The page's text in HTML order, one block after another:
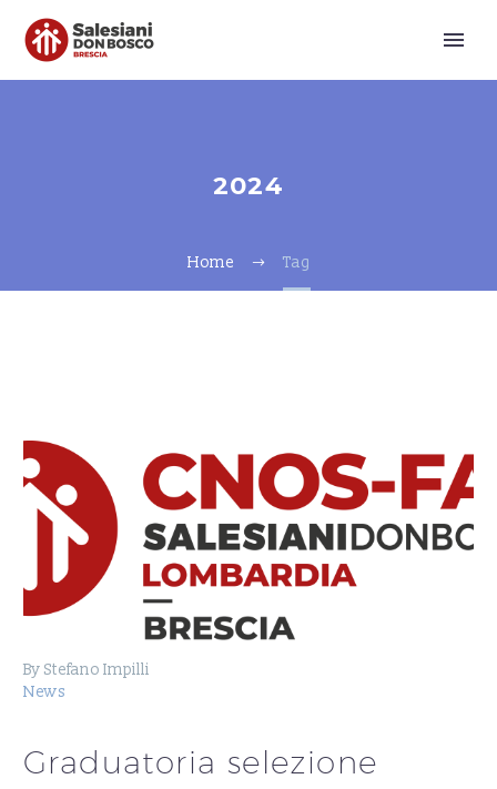
2024
Home Tag
By Stefano Impilli
News
Graduatoria selezione